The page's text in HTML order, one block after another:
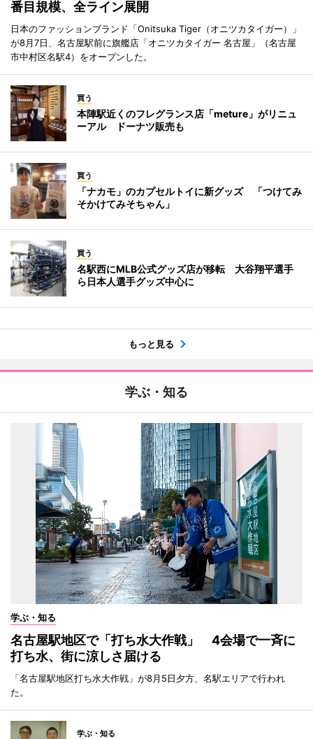
番目規模、全ライン展開
日本のファッションブランド「Onitsuka Tiger（オニツカタイガー）」
が8月7日、名古屋駅前に旗艦店「オニツカタイガー 名古屋」（名古屋
市中村区名駅4）をオープンした。
買う
本陣駅近くのフレグランス店「meture」がリニュ
ーアル ドーナツ販売も
買う
「ナカモ」のカプセルトイに新グッズ 「つけてみ
そかけてみそちゃん」
買う
名駅西にMLB公式グッズ店が移転 大谷翔平選手
ら日本人選手グッズ中心に
もっと見る
学ぶ・知る
学ぶ・知る
名古屋駅地区で「打ち水大作戦」 4会場で一斉に
打ち水、街に涼しさ届ける
「名古屋駅地区打ち水大作戦」が8月5日夕方、名駅エリアで行われ
た。
学ぶ・知る